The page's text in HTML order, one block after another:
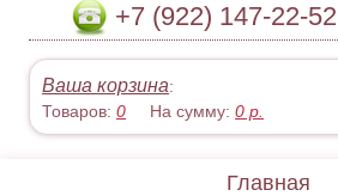
+7 (922) 147-22-52
Ваша корзина:
Товаров:0 На сумму:0 р.
Главная